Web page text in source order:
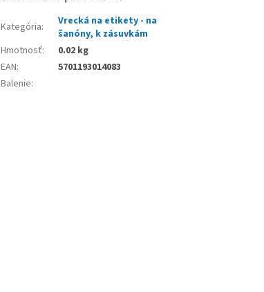
Kategória:
Vrecká na etikety - na
šanóny, k zásuvkám
Hmotnosť:
0.02 kg
EAN:
5701193014083
Balenie: